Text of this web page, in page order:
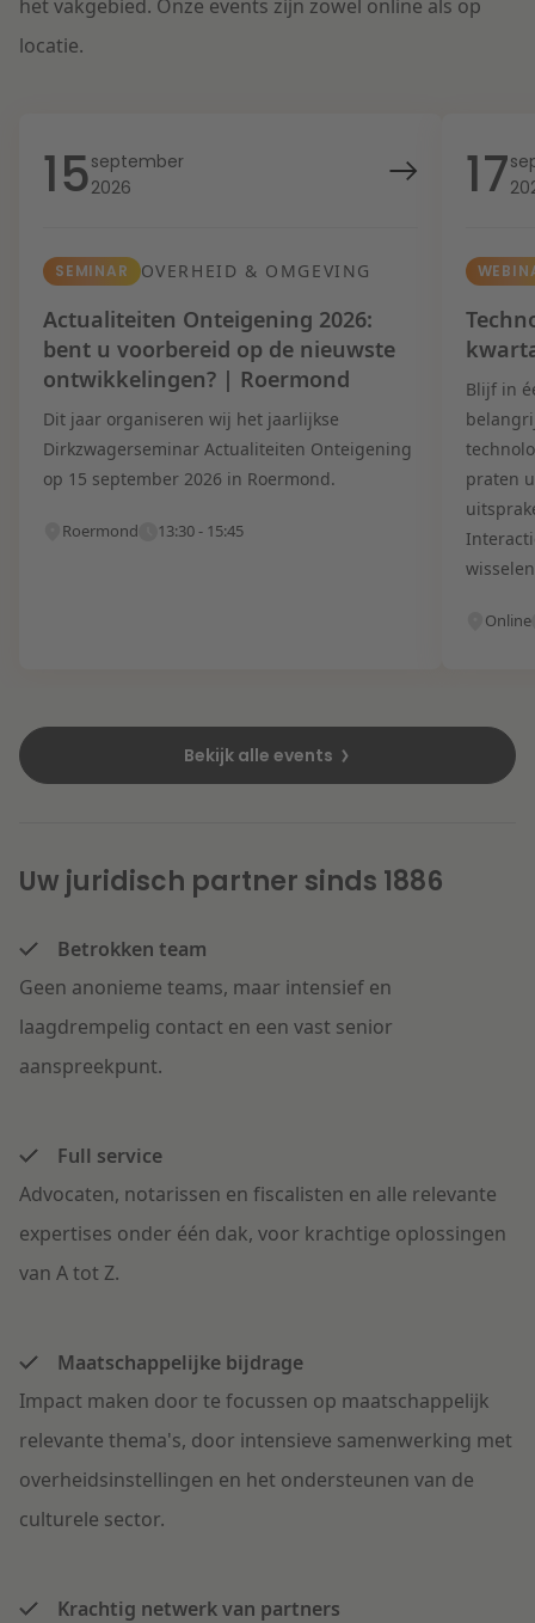
het vakgebied. Onze events zijn zowel online als op
locatie.
15september
2026
SEMINAR OVERHEID & OMGEVING
Actualiteiten Onteigening 2026:
bent u voorbereid op de nieuwste
ontwikkelingen? | Roermond
Dit jaar organiseren wij het jaarlijkse
Dirkzwagerseminar Actualiteiten Onteigening
op 15 september 2026 in Roermond.
Roermond 13:30 - 15:45
17
Blijf in
praten
Online
Bekijk alle events
Uw juridisch partner sinds 1886
Betrokken team
Geen anonieme teams, maar intensief en
laagdrempelig contact en een vast senior
aanspreekpunt.
Full service
Advocaten, notarissen en fiscalisten en alle relevante
expertises onder één dak, voor krachtige oplossingen
van A tot Z.
Maatschappelijke bijdrage
Impact maken door te focussen op maatschappelijk
relevante thema's, door intensieve samenwerking met
overheidsinstellingen en het ondersteunen van de
culturele sector.
Krachtig netwerk van partners